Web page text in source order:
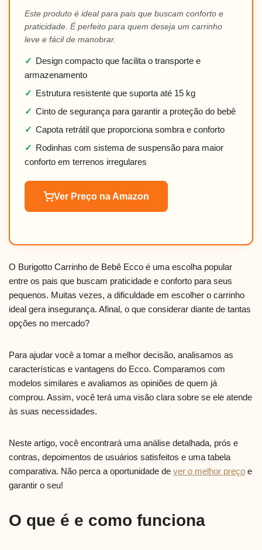
Este produto é ideal para pais que buscam conforto e
praticidade. É perfeito para quem deseja um carrinho
leve e fácil de manobrar.
✓ Design compacto que facilita o transporte e
armazenamento
✓ Estrutura resistente que suporta até 15 kg
✓ Cinto de segurança para garantir a proteção do bebê
✓ Capota retrátil que proporciona sombra e conforto
✓ Rodinhas com sistema de suspensão para maior
conforto em terrenos irregulares
Ver Preço na Amazon
O Burigotto Carrinho de Bebê Ecco é uma escolha popular
entre os pais que buscam praticidade e conforto para seus
pequenos. Muitas vezes, a dificuldade em escolher o carrinho
ideal gera insegurança. Afinal, o que considerar diante de tantas
opções no mercado?
Para ajudar você a tomar a melhor decisão, analisamos as
características e vantagens do Ecco. Comparamos com
modelos similares e avaliamos as opiniões de quem já
comprou. Assim, você terá uma visão clara sobre se ele atende
às suas necessidades.
Neste artigo, você encontrará uma análise detalhada, prós e
contras, depoimentos de usuários satisfeitos e uma tabela
comparativa. Não perca a oportunidade de ver o melhor preço e
garantir o seu!
O que é e como funciona